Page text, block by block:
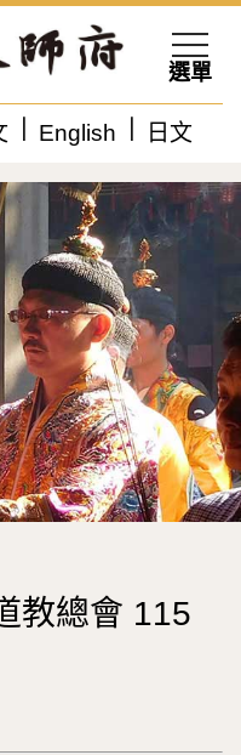
English 日文
選單
教總會 115